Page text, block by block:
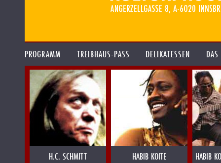
PROGRAMM TREIBHAUS-PASS DELIKATESSEN
H.C. SCHMITT HABIB KOITE
HABIB